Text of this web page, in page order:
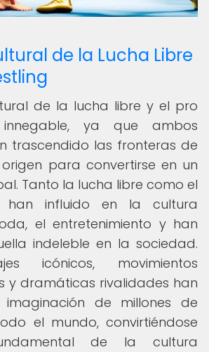
de la Lucha Libre
de la lucha libre y el pro
ya que ambos
trascendido las fronteras de
para convertirse en un
Tanto la lucha libre como el
han influido en la cultura
el entretenimiento y han
indeleble en la sociedad.
icónicos, movimientos
y dramáticas rivalidades han
de millones de
el mundo, convirtiéndose
de la cultura